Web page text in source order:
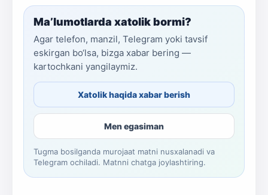
Ma’lumotlarda xatolik bormi?
Agar telefon, manzil, Telegram yoki tavsif
eskirgan bo‘lsa, bizga xabar bering —
kartochkani yangilaymiz.
Xatolik haqida xabar berish
Men egasiman
Tugma bosilganda murojaat matni nusxalanadi va
Telegram ochiladi. Matnni chatga joylashtiring.